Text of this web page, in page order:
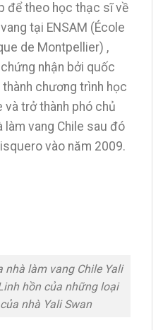
để theo học thạc sĩ về
tại ENSAM (École
de Montpellier) ,
nhận bởi quốc
thành chương trình học
và trở thành phó chủ
làm vang Chile sau đó
vào năm 2009.
nhà làm vang Chile Yali
hồn của những loại
nhà Yali Swan